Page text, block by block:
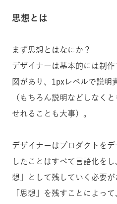
思想とは
まず思想とはなにか？
デザイナーは基本的には制
図があり、1pxレベルで説明
（もちろん説明などしなく
せれることも大事）。
デザイナーはプロダクトを
したことはすべて言語化を
想」として残していく必要
「思想」を残すことによっ